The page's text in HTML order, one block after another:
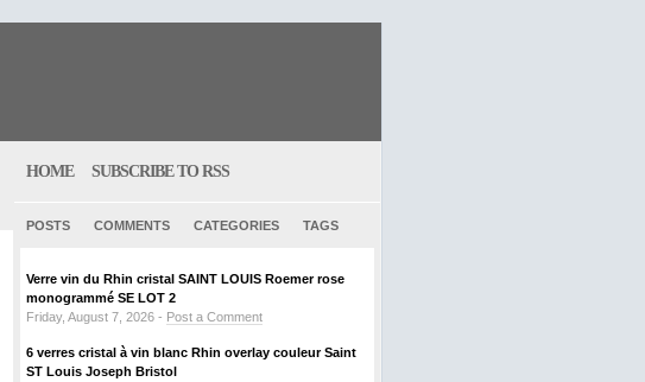
HOME SUBSCRIBE TO RSS
POSTS COMMENTS CATEGORIES TAGS
Verre vin du Rhin cristal SAINT LOUIS Roemer rose
monogrammé SE LOT 2
Friday, August 7, 2026 - Post a Comment
6 verres cristal à vin blanc Rhin overlay couleur Saint
ST Louis Joseph Bristol